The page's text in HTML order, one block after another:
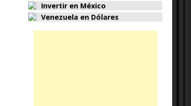
Invertir en México
Venezuela en Dólares